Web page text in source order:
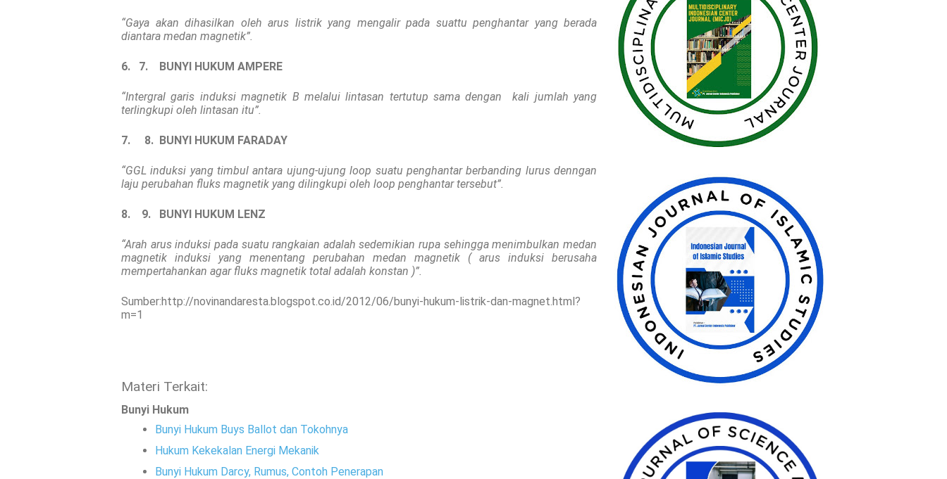
“Gaya akan dihasilkan oleh arus listrik yang mengalir pada suattu penghantar yang berada
diantara medan magnetik”.
6. 7. BUNYI HUKUM AMPERE
“Intergral garis induksi magnetik B melalui lintasan tertutup sama dengan
kali jumlah yang
terlingkupi oleh lintasan itu”.
7. 8. BUNYI HUKUM FARADAY
“GGL induksi yang timbul antara ujung-ujung loop suatu penghantar berbanding lurus denngan
laju perubahan fluks magnetik yang dilingkupi oleh loop penghantar tersebut”.
8. 9. BUNYI HUKUM LENZ
“Arah arus induksi pada suatu rangkaian adalah sedemikian rupa sehingga menimbulkan medan
magnetik induksi yang menentang perubahan medan magnetik ( arus induksi berusaha
mempertahankan agar fluks magnetik total adalah konstan )”.
Sumber:http://novinandaresta.blogspot.co.id/2012/06/bunyi-hukum-listrik-dan-magnet.html?
m=1
Materi Terkait:
Bunyi Hukum
Bunyi Hukum Buys Ballot dan Tokohnya
Hukum Kekekalan Energi Mekanik
Bunyi Hukum Darcy, Rumus, Contoh Penerapan